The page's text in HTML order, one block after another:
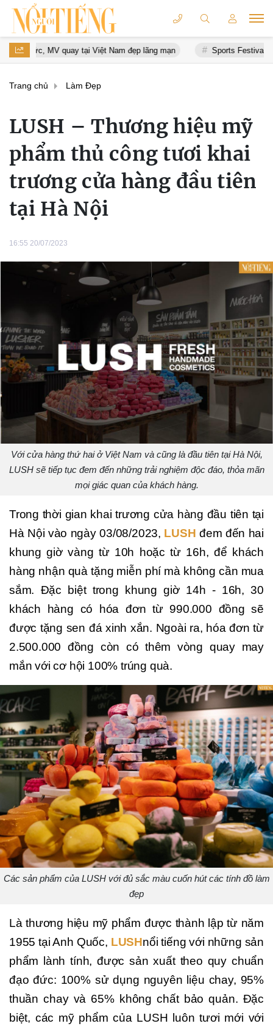
tại Việt Nam đẹp lãng mạn Sports Festival 2026 xác lập Kỷ
Trang chủ Làm Đẹp
LUSH – Thương hiệu mỹ
phẩm thủ công tươi khai
trương cửa hàng đầu tiên
tại Hà Nội
16:55 20/07/2023
Với cửa hàng thứ hai ở Việt Nam và cũng là đầu tiên tại Hà Nội,
LUSH sẽ tiếp tục đem đến những trải nghiệm độc đáo, thỏa mãn
mọi giác quan của khách hàng.
Trong thời gian khai trương cửa hàng đầu tiên tại
Hà Nội vào ngày 03/08/2023, LUSH đem đến hai
khung giờ vàng từ 10h hoặc từ 16h, để khách
hàng nhận quà tặng miễn phí mà không cần mua
sắm. Đặc biệt trong khung giờ 14h - 16h, 30
khách hàng có hóa đơn từ 990.000 đồng sẽ
được tặng sen đá xinh xắn. Ngoài ra, hóa đơn từ
2.500.000 đồng còn có thêm vòng quay may
mắn với cơ hội 100% trúng quà.
Các sản phẩm của LUSH với đủ sắc màu cuốn hút các tính đồ làm
đẹp
Là thương hiệu mỹ phẩm được thành lập từ năm
1955 tại Anh Quốc, LUSHnổi tiếng với những sản
phẩm lành tính, được sản xuất theo quy chuẩn
đạo đức: 100% sử dụng nguyên liệu chay, 95%
thuần chay và 65% không chất bảo quản. Đặc
biệt, các mỹ phẩm của LUSH luôn tươi mới với